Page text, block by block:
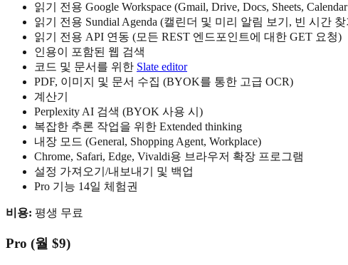
읽기 전용 Google Workspace (Gmail, Drive, Docs, Sheets,
읽기 전용 Sundial Agenda (캘린더 및 미리 알림 보기, 빈 시간
읽기 전용 API 연동 (모든 REST 엔드포인트에 대한 GET 요청)
인용이 포함된 웹 검색
코드 및 문서를 위한 Slate editor
PDF, 이미지 및 문서 수집 (BYOK를 통한 고급 OCR)
계산기
Perplexity AI 검색 (BYOK 사용 시)
복잡한 추론 작업을 위한 Extended thinking
내장 모드 (General, Shopping Agent, Workplace)
Chrome, Safari, Edge, Vivaldi용 브라우저 확장 프로그램
설정 가져오기/내보내기 및 백업
Pro 기능 14일 체험권
비용: 평생 무료
Pro (월 $9)